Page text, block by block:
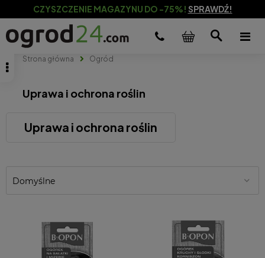
CZYSZCZENIE MAGAZYNU DO -75%! SPRAWDŹ!
Strona główna Ogród
Uprawa i ochrona roślin
Uprawa i ochrona roślin